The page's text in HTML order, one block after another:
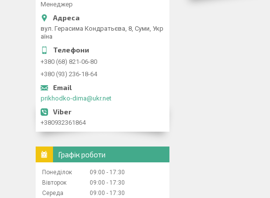
Менеджер
вул. Герасима Кондратьєва, 8, Суми, Укр
аїна
+380 (68) 821-06-80
+380 (93) 236-18-64
prikhodko-dima@ukr.net
+380932361864
Графік роботи
Понеділок 09:00
17:30
Вівторок
09:00
17:30
Середа
09:00 17:30